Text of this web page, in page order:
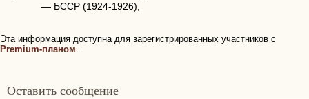
— БССР (1924-1926),
Эта информация доступна для зарегистрированных участников с
Premium-планом.
Оставить сообщение